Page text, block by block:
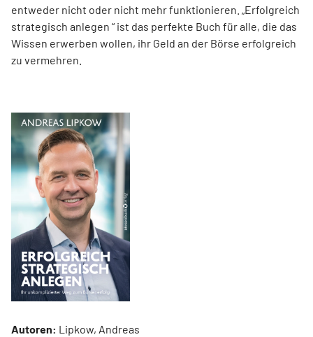
entweder nicht oder nicht mehr funktionieren. „Erfolgreich
strategisch anlegen “ ist das perfekte Buch für alle, die das
Wissen erwerben wollen, ihr Geld an der Börse erfolgreich
zu vermehren.
Autoren: Lipkow, Andreas